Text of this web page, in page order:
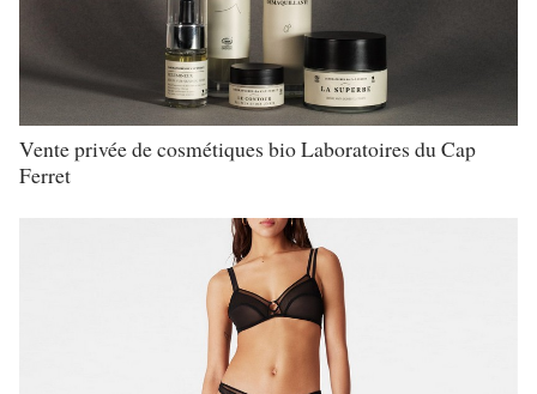
Vente privée de cosmétiques bio Laboratoires du Cap
Ferret